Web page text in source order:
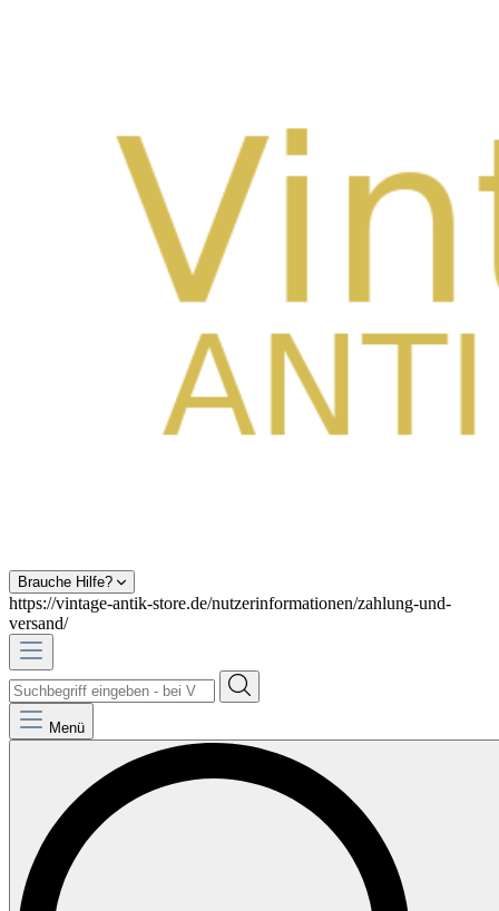
Brauche Hilfe?
https://vintage-antik-store.de/nutzerinformationen/zahlung-und-
versand/
Menü